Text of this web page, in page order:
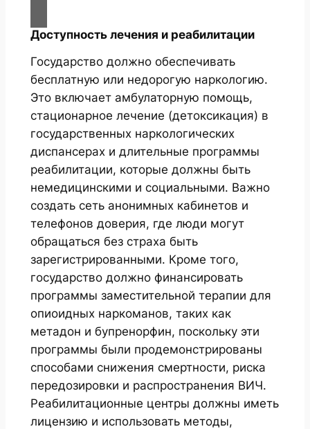
Доступность лечения и реабилитации
Государство должно обеспечивать
бесплатную или недорогую наркологию.
Это включает амбулаторную помощь,
стационарное лечение (детоксикация) в
государственных наркологических
диспансерах и длительные программы
реабилитации, которые должны быть
немедицинскими и социальными. Важно
создать сеть анонимных кабинетов и
телефонов доверия, где люди могут
обращаться без страха быть
зарегистрированными. Кроме того,
государство должно финансировать
программы заместительной терапии для
опиоидных наркоманов, таких как
метадон и бупренорфин, поскольку эти
программы были продемонстрированы
способами снижения смертности, риска
передозировки и распространения ВИЧ.
Реабилитационные центры должны иметь
лицензию и использовать методы,